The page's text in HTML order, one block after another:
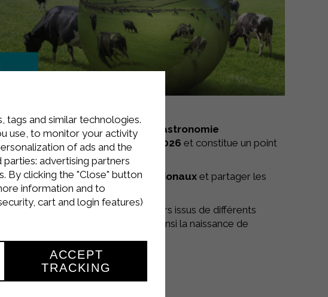
secteur agroalimentaire et la gastronomie
Barcelone du 23 au 26 mars 2026 et constitue un point
sur les marchés internationauxet partager les
et d’échanger avec des opérateurs issus de différents
collective, favorisant ainsi la naissance de
tags and similar technologies.
use, to monitor your activity
of ads and the
advertising partners
By clicking the "Close" button
information and to
cart and login features)
ACCEPT
TRACKING